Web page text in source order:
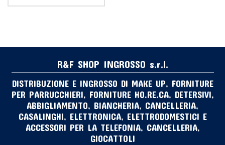
R&F SHOP INGROSSO s.r.l.
DISTRIBUZIONE E INGROSSO DI MAKE UP, FORNITURE
PER PARRUCCHIERI, FORNITURE HO.RE.CA, DETERSIVI,
ABBIGLIAMENTO, BIANCHERIA, CANCELLERIA,
CASALINGHI, ELETTRONICA, ELETTRODOMESTICI E
ACCESSORI PER LA TELEFONIA, CANCELLERIA,
GIOCATTOLI